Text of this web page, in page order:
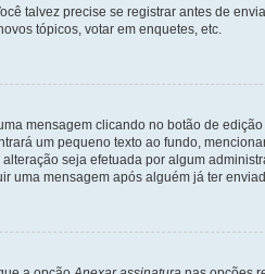
talvez precise se registrar antes de
tópicos, votar em enquetes, etc.
mensagem clicando no botão de
um pequeno texto ao fundo,
seja efetuada por algum
uma mensagem após alguém já ter